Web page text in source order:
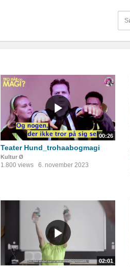
00:26
Teater Hund_trohaabogmagi
Kultur Ø
1.800 views 6. november 2023
02:01